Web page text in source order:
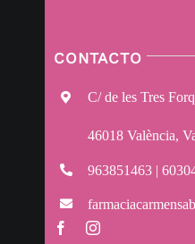
CONTACTO
C/ de les Tres
46018 València,
963851463 |